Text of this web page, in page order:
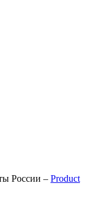
России – Product